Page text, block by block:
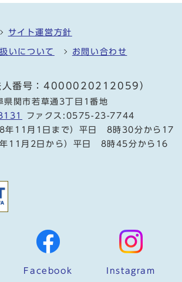
サイト運営方針
いについて お問い合わせ
人番号：4000020212059）
関市若草通3丁目1番地
ファクス:0575-23-7744
8年11月1日まで）平日 8時30分から17
11月2日から）平日 8時45分から16
Facebook Instagram